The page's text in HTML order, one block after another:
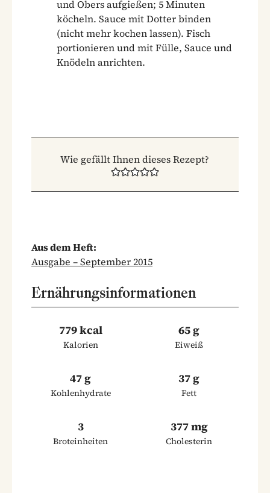
und Obers aufgießen; 5 Minuten
köcheln. Sauce mit Dotter binden
(nicht mehr kochen lassen). Fisch
portionieren und mit Fülle, Sauce und
Knödeln anrichten.
Wie gefällt Ihnen dieses Rezept?
Aus dem Heft:
Ausgabe – September 2015
Ernährungsinformationen
779 kcal
Kalorien
65 g
Eiweiß
47 g
Kohlenhydrate
37 g
Fett
3
Broteinheiten
377 mg
Cholesterin